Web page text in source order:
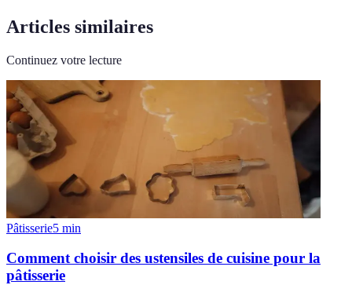
Articles similaires
Continuez votre lecture
Pâtisserie5 min
Comment choisir des ustensiles de cuisine pour la
pâtisserie